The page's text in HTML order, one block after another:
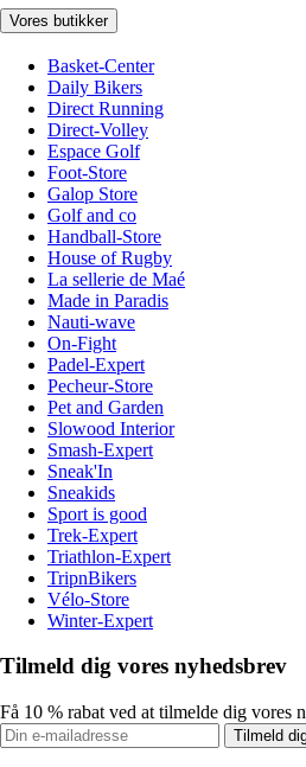
Vores butikker
Basket-Center
Daily Bikers
Direct Running
Direct-Volley
Espace Golf
Foot-Store
Galop Store
Golf and co
Handball-Store
House of Rugby
La sellerie de Maé
Made in Paradis
Nauti-wave
On-Fight
Padel-Expert
Pecheur-Store
Pet and Garden
Slowood Interior
Smash-Expert
Sneak'In
Sneakids
Sport is good
Trek-Expert
Triathlon-Expert
TripnBikers
Vélo-Store
Winter-Expert
Tilmeld dig vores nyhedsbrev
Få 10 % rabat ved at tilmelde dig vores
Tilmeld